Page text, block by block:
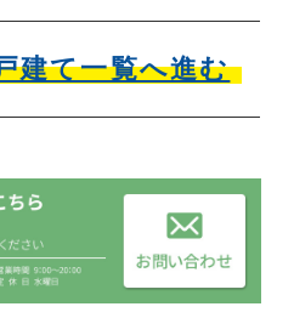
建て一覧へ進む